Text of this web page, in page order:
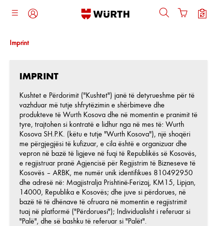
kryesore
Imprint
IMPRINT
Kushtet e Përdorimit ("Kushtet") janë të detyrueshme për të
vazhduar më tutje shfrytëzimin e shërbimeve dhe
produkteve të Wurth Kosova dhe në momentin e pranimit të
tyre, trajtohen si kontratë e lidhur nga në mes të: Wurth
Kosova SH.P.K. (këtu e tutje "Wurth Kosova"), një shoqëri
me përgjegjësi të kufizuar, e cila është e organizuar dhe
vepron në bazë të ligjeve në fuqi të Republikës së Kosovës,
e regjistruar pranë Agjencisë për Regjistrim të Bizneseve të
Kosovës – ARBK, me numër unik identifikues 810492950
dhe adresë në: Magjistralja Prishtinë-Ferizaj, KM15, Lipjan,
14000, Republika e Kosovës; dhe juve si përdorues, në
bazë të të dhënave të ofruara në momentin e regjistrimit
tuaj në platformë ("Përdoruesi"); Individualisht i referuar si
"Palë", dhe së bashku të referuar si "Palët".